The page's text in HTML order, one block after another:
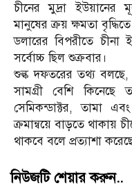
চীনের মুদ্রা ইউয়ানের
মানুষের ক্রয় ক্ষমতা
ডলারের বিপরীতে
সর্বোচ্চ ছিল শুক্রবার।
শুল্ক দফতরের তথ্য বলছে,
সামগ্রী বেশি
সেমিকন্ডাক্টর, তামা
ক্রমান্বয়ে বাড়তে থাকায়
থাকবে বলে প্রত্যাশা
নিউজটি শেয়ার করুন..